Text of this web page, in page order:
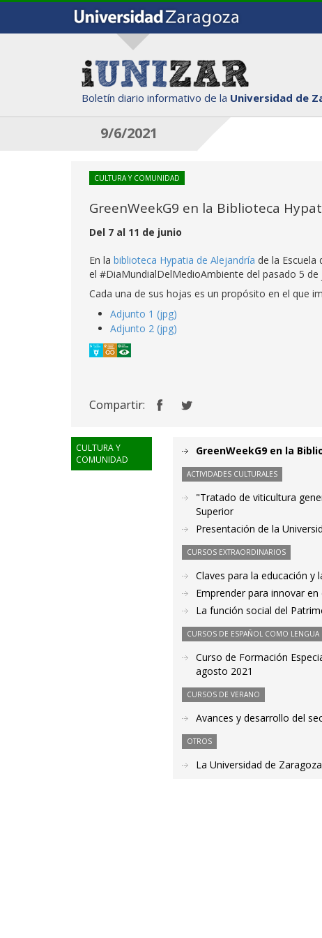
Boletín diario informativo de la Universidad de
9/6/2021
CULTURA Y COMUNIDAD
GreenWeekG9 en la Biblioteca
Del 7 al 11 de junio
En la biblioteca Hypatia de Alejandría de la
el #DiaMundialDelMedioAmbiente del pasado 5
Cada una de sus hojas es un propósito en el que
Adjunto 1 (jpg)
Adjunto 2 (jpg)
Compartir:
CULTURA Y
COMUNIDAD
GreenWeekG9 en la
ACTIVIDADES CULTURALES
"Tratado de viticultura
Superior
Presentación de la
CURSOS EXTRAORDINARIOS
Claves para la educación y
Emprender para innovar
La función social del
CURSOS DE ESPAÑOL COMO LENGUA
Curso de Formación
agosto 2021
CURSOS DE VERANO
Avances y desarrollo del
OTROS
La Universidad de